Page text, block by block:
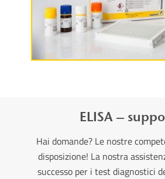
Maggiori
ELISA –
Hai domande? Le nostre
disposizione! La nostra
successo per i test diagnostici